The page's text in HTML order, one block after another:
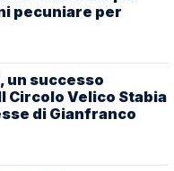
pecuniare per
un successo
Circolo Velico Stabia
di Gianfranco